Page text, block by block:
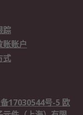
踪
账账户
式
17030544号-5 欧